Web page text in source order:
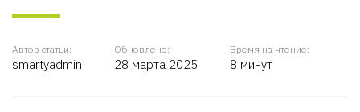
Автор статьи:
smartyadmin
Обновлено:
28 марта 2025
Время на чтение:
8 минут